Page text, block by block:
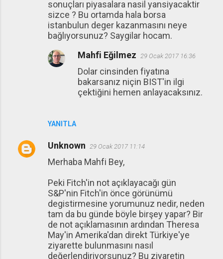
sonuçları piyasalara nasil yansiyacaktir
sizce ? Bu ortamda hala borsa
istanbulun deger kazanmasını neye
bağlıyorsunuz? Saygilar hocam.
YANITLA
Mahfi Eğilmez 29 Ocak 2017 16:36
Dolar cinsinden fiyatına
bakarsanız niçin BIST'in ilgi
çektiğini hemen anlayacaksınız.
Unknown 29 Ocak 2017 11:14
Merhaba Mahfi Bey,
Peki Fitch'in not açıklayacağı gün
S&P'nin Fitch'in önce görünümü
degistirmesine yorumunuz nedir, neden
tam da bu günde böyle birşey yapar? Bir
de not açıklamasının ardından Theresa
May'in Amerika'dan direkt Türkiye'ye
ziyarette bulunmasını nasıl
değerlendiriyorsunuz? Bu ziyaretin